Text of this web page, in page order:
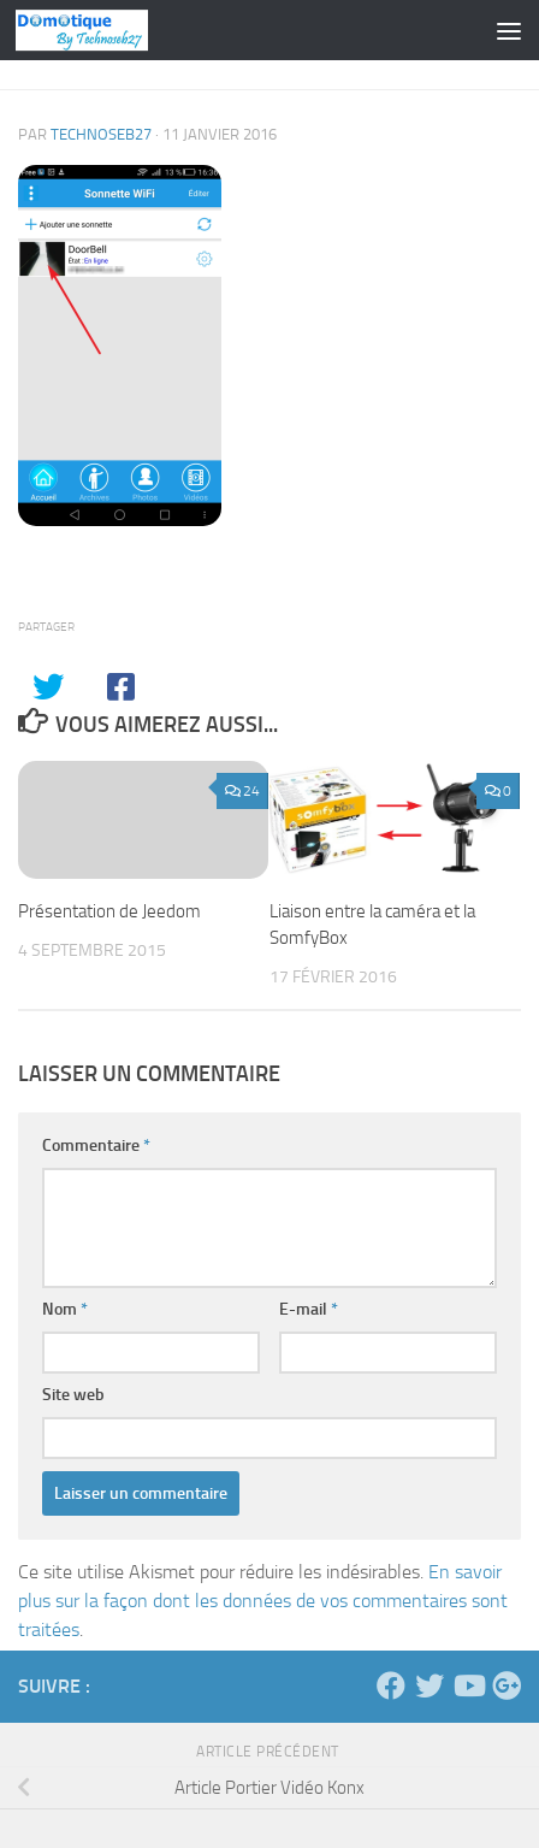
Skip to content
PAR TECHNOSEB27 · 11 JANVIER 2016
PARTAGER
VOUS AIMEREZ AUSSI...
24
Présentation de Jeedom
4 SEPTEMBRE 2015
0
Liaison entre la caméra et la
SomfyBox
17 FÉVRIER 2016
LAISSER UN COMMENTAIRE
Commentaire*
Nom * E-mail *
Site web
Ce site utilise Akismet pour réduire les indésirables. En savoir
plus sur la façon dont les données de vos commentaires sont
traitées.
SUIVRE :
ARTICLE PRÉCÉDENT
Article Portier Vidéo Konx